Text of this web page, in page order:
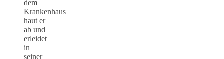
dem
Krankenhaus
haut er
ab und
erleidet
in
seiner